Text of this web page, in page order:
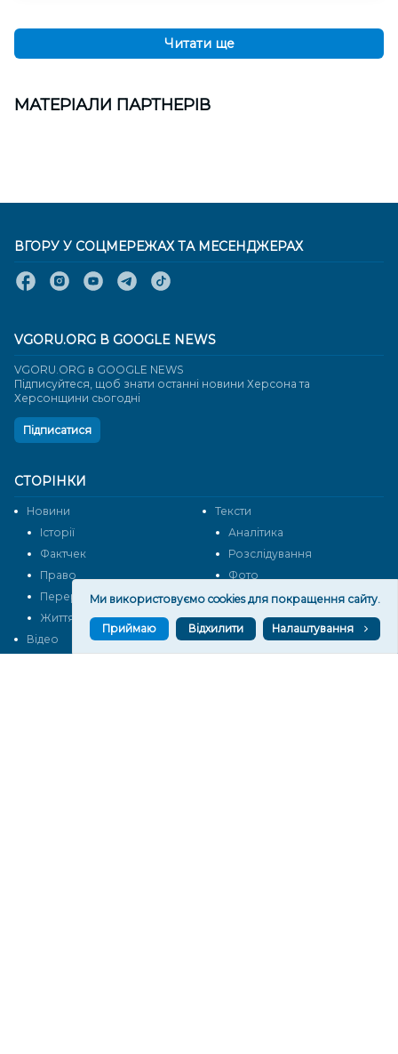
Читати ще
МАТЕРІАЛИ ПАРТНЕРІВ
СТОРІНКИ
Новини
Тексти
Історії
Аналітика
Фактчек
Розслідування
Право
Фото
Перерва на каву
Промо
Життя
Блоги
Відео
Архів
ВГОРУ У СОЦМЕРЕЖАХ ТА МЕСЕНДЖЕРАХ
VGORU.ORG В GOOGLE NEWS
VGORU.ORG в GOOGLE NEWS
Підписуйтеся, щоб знати останні новини Херсона та
Херсонщини сьогодні
Підписатися
Ми використовуємо cookies для покращення сайту.
Приймаю Відхилити Налаштування